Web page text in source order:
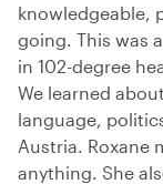
knowledgeable,
going. This was
in 102-degree
We learned
language,
Austria. Roxane
anything. She